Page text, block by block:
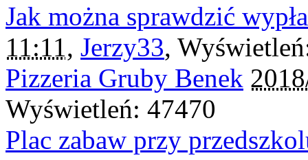
Jak można sprawdzić
11:11, Jerzy33,
Pizzeria Gruby Benek
Wyświetleń: 47470
Plac zabaw przy